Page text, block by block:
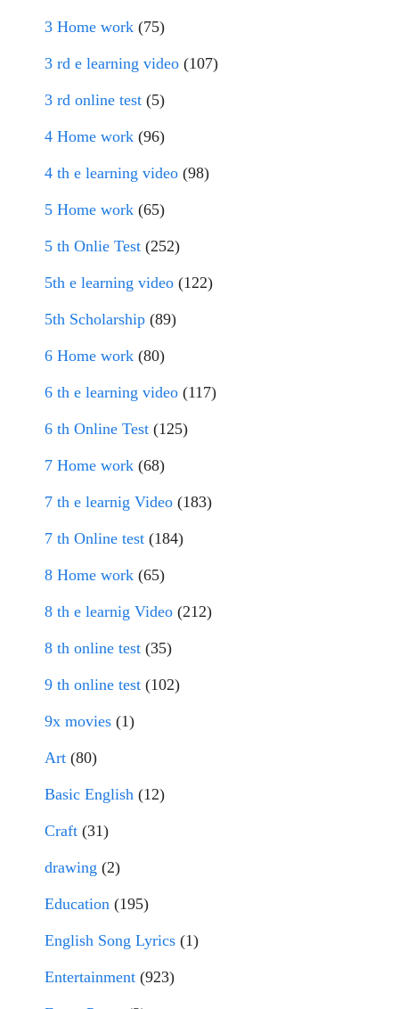
3 Home work (75)
3 rd e learning video (107)
3 rd online test (5)
4 Home work (96)
4 th e learning video (98)
5 Home work (65)
5 th Onlie Test (252)
5th e learning video (122)
5th Scholarship (89)
6 Home work (80)
6 th e learning video (117)
6 th Online Test (125)
7 Home work (68)
7 th e learnig Video (183)
7 th Online test (184)
8 Home work (65)
8 th e learnig Video (212)
8 th online test (35)
9 th online test (102)
9x movies (1)
Art (80)
Basic English (12)
Craft (31)
drawing (2)
Education (195)
English Song Lyrics (1)
Entertainment (923)